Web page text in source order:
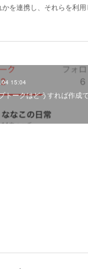
を連携し、それらを利
15:04
トークはどうすれば作成